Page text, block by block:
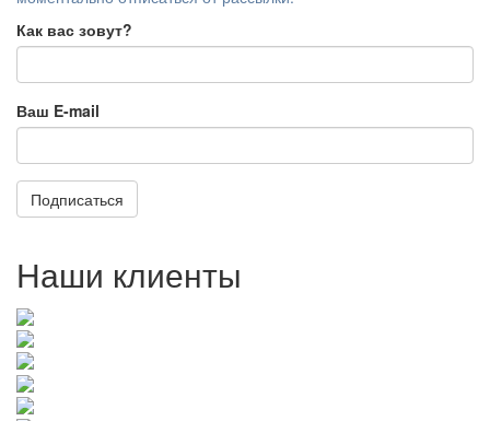
Как вас зовут?
Ваш E-mail
Подписаться
Наши клиенты